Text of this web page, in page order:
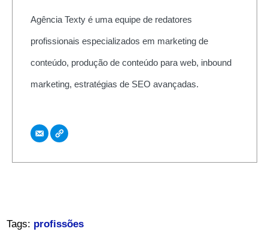
Agência Texty é uma equipe de redatores
profissionais especializados em marketing de
conteúdo, produção de conteúdo para web, inbound
marketing, estratégias de SEO avançadas.
Tags: profissões